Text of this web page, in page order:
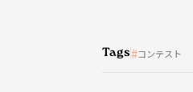
Tags コンテスト